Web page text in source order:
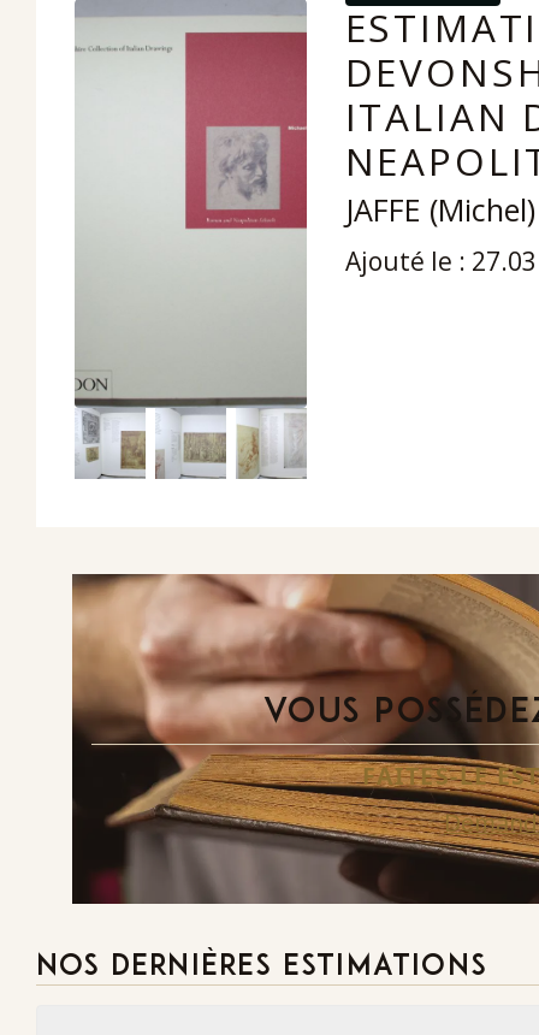
ITALIAN
JAFFE (Michel)
Ajouté le :
VOUS
FAITES-LE
NOS DERNIÈRES ESTIMATIONS